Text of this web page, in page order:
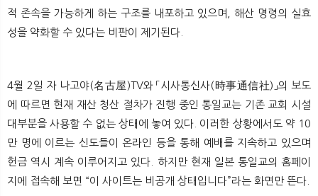
적 존속을 가능하게 하는 구조를 내포하고 있으며, 해산 명령의 실효
성을 약화할 수 있다는 비판이 제기된다.
4월 2일 자 나고야(名古屋)TV와 「시사통신사(時事通信社)」의 보도
에 따르면 현재 재산 청산 절차가 진행 중인 통일교는 기존 교회 시설
대부분을 사용할 수 없는 상태에 놓여 있다. 이러한 상황에서도 약 10
만 명에 이르는 신도들이 온라인 등을 통해 예배를 지속하고 있으며
헌금 역시 계속 이루어지고 있다. 하지만 현재 일본 통일교의 홈페이
지에 접속해 보면 “이 사이트는 비공개 상태입니다”라는 화면만 뜬다.